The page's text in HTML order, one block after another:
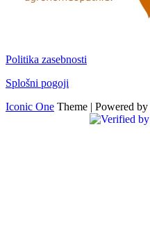
Politika zasebnosti
Splošni pogoji
Iconic One Theme | Powered by